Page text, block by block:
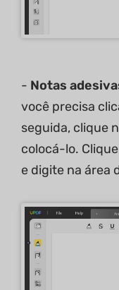
- Notas
você precisa
seguida, clique
colocá-lo.
e digite na área